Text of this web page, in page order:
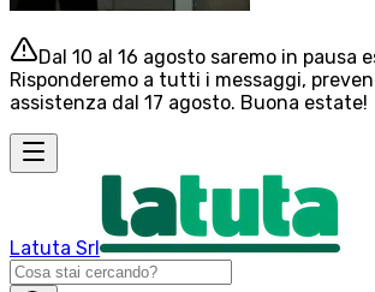
Dal 10 al 16 agosto saremo in pausa
Risponderemo a tutti i messaggi,
assistenza dal 17 agosto. Buona estate!
Latuta Srl